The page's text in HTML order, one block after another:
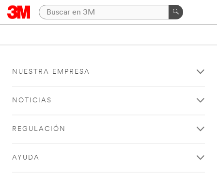
NUESTRA EMPRESA
NOTICIAS
REGULACIÓN
AYUDA